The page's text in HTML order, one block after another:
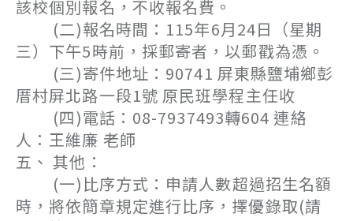
該校個別報名，不收報名費。
(二)報名時間：115年6月24日（星期
三）下午5時前，採郵寄者，以郵戳為憑。
(三)寄件地址：90741 屏東縣鹽埔鄉彭
厝村屏北路一段1號 原民班學程主任收
(四)電話：08-7937493轉604 連絡
人：王維廉 老師
五、 其他：
(一)比序方式：申請人數超過招生名額
時，將依簡章規定進行比序，擇優錄取(請